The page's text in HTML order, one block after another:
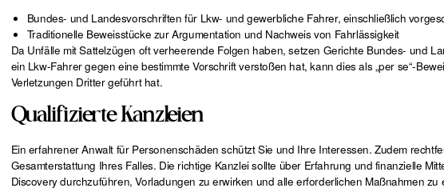
Bundes- und Landesvorschriften für Lkw- und gewerbliche Fahrer, einschließlich
Traditionelle Beweisstücke zur Argumentation und Nachweis von Fahrlässigkeit
Da Unfälle mit Sattelzügen oft verheerende Folgen haben, setzen Gerichte Bundes- und
ein Lkw-Fahrer gegen eine bestimmte Vorschrift verstoßen hat, kann dies als „per se“-
Verletzungen Dritter geführt hat.
Qualifizierte Kanzleien
Ein erfahrener Anwalt für Personenschäden schützt Sie und Ihre Interessen. Zudem
Gesamterstattung Ihres Falles. Die richtige Kanzlei sollte über Erfahrung und finanzielle
Discovery durchzuführen, Vorladungen zu erwirken und alle erforderlichen Maßnahmen